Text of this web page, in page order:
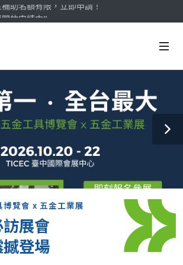
放申請中‼️
灣五金展TiTE x IHT，2026/10/20-22與您在臺
覽會 x 五金工業展
展會
登場